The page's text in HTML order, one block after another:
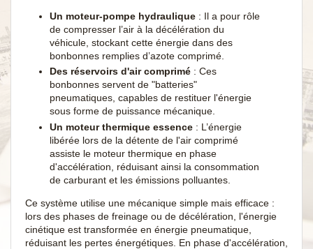
Un moteur-pompe hydraulique: Il a pour rôle
de compresser l’air à la décélération du
véhicule, stockant cette énergie dans des
bonbonnes remplies d’azote comprimé.
Des réservoirs d'air comprimé: Ces
bonbonnes servent de "batteries"
pneumatiques, capables de restituer l'énergie
sous forme de puissance mécanique.
Un moteur thermique essence: L’énergie
libérée lors de la détente de l'air comprimé
assiste le moteur thermique en phase
d'accélération, réduisant ainsi la consommation
de carburant et les émissions polluantes.
Ce système utilise une mécanique simple mais efficace :
lors des phases de freinage ou de décélération, l'énergie
cinétique est transformée en énergie pneumatique,
réduisant les pertes énergétiques. En phase d'accélération,